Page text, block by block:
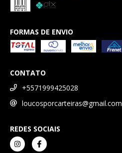
FORMAS DE ENVIO
CONTATO
+5571999425028
loucosporcarteiras@gmail.com
REDES SOCIAIS